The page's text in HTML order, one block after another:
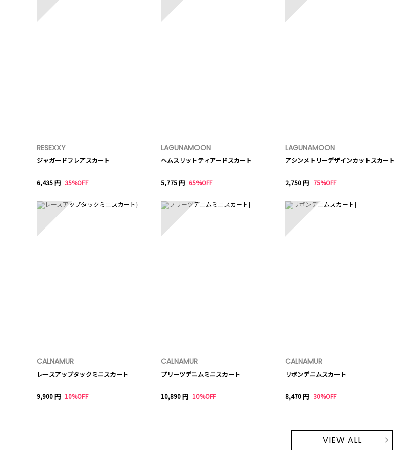
RESEXXY
ジャガードフレアスカート
6,435 円 35%OFF
LAGUNAMOON
ヘムスリットティアードスカート
5,775 円 65%OFF
LAGUNAMOON
アシンメトリーデザインカットスカート
2,750 円 75%OFF
CALNAMUR
レースアップタックミニスカート
9,900 円 10%OFF
CALNAMUR
プリーツデニムミニスカート
10,890 円 10%OFF
CALNAMUR
リボンデニムスカート
8,470 円 30%OFF
VIEW ALL